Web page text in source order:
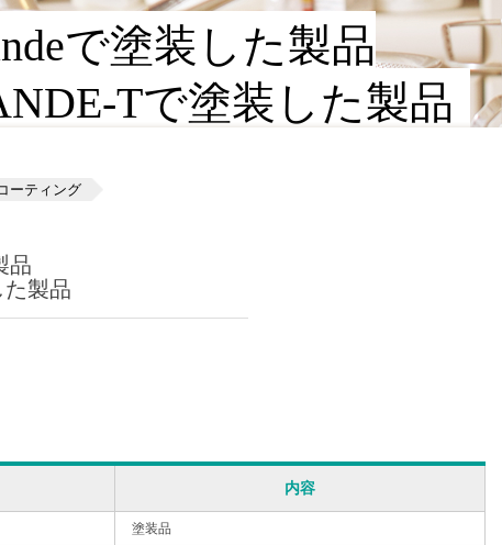
で塗装した製品
Tで塗装した製品
ーティング
品
製品
内容
塗装品